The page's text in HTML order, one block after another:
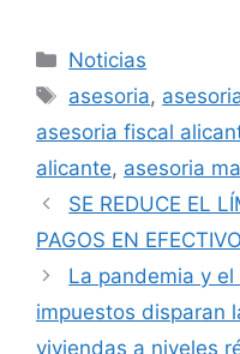
Noticias
asesoria,
asesoria fiscal
alicante, asesoria
SE REDUCE EL
PAGOS EN
La pandemia y
impuestos disparan
viviendas a niveles